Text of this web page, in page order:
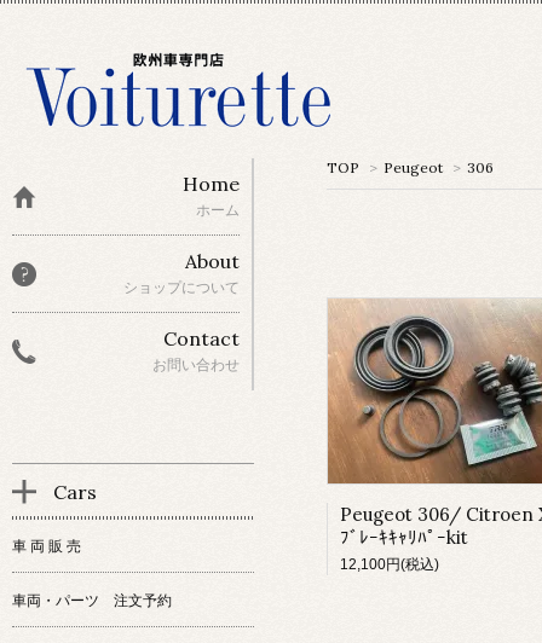
TOP > Peugeot > 306
ﾌﾞﾚｰｷｷｬﾘﾊﾟｰkit
12,100円(税込)
Home
ホーム
About
ショップについて
Contact
お問い合わせ
Cars
車 両 販 売
車両・パーツ 注文予約